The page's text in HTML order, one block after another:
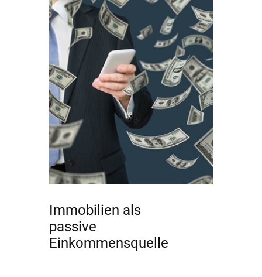
Immobilien als
passive
Einkommensquelle